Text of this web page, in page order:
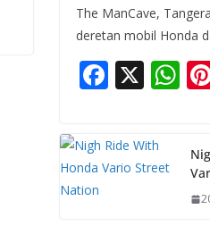
The ManCave,
deretan mobil Honda
F
e
b
X W
s
A